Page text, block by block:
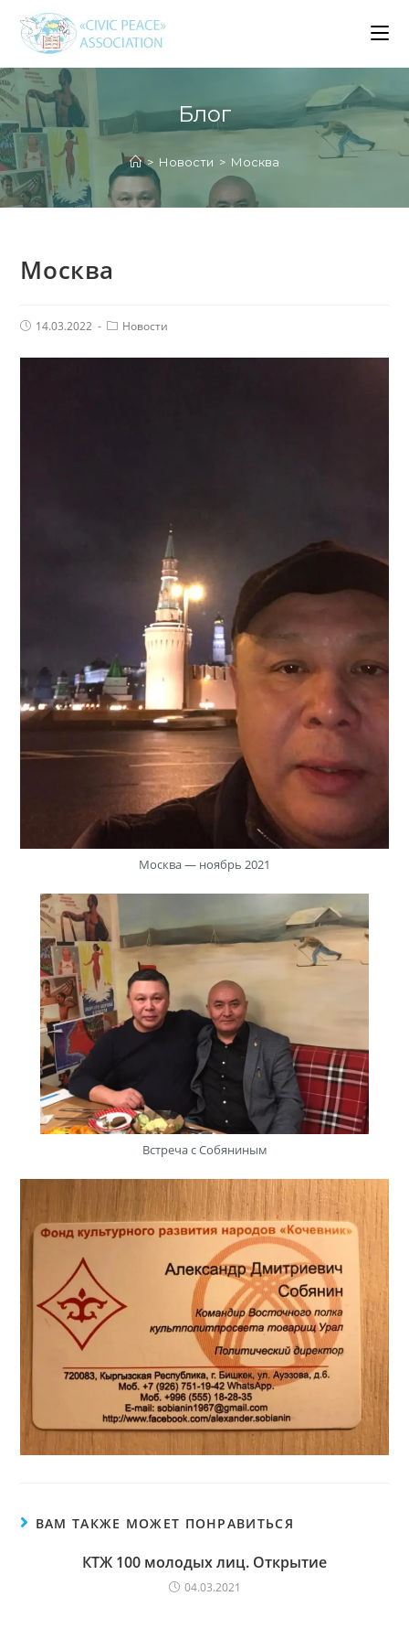
Перейти
содержимому
Блог
> Новости > Москва
Москва
Запись
14.03.2022
Рубрика
Новости
Москва — ноябрь 2021
Встреча с Собяниным
ВАМ ТАКЖЕ МОЖЕТ ПОНРАВИТЬСЯ
КТЖ 100 молодых лиц. Открытие
04.03.2021